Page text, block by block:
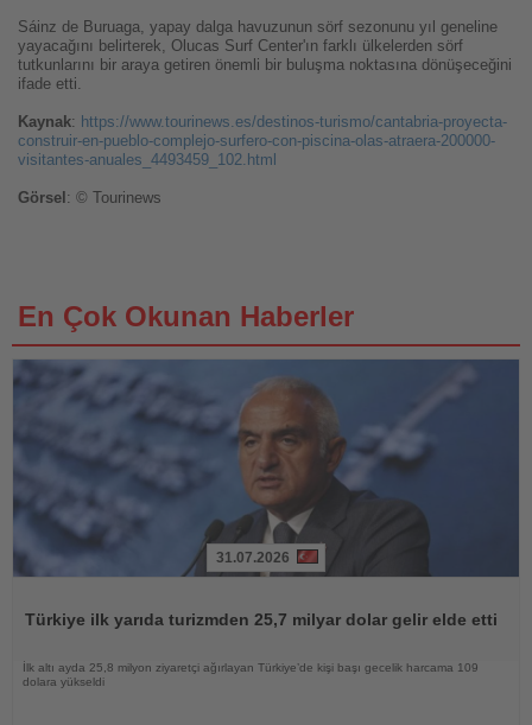
Sáinz de Buruaga, yapay dalga havuzunun sörf sezonunu yıl geneline
yayacağını belirterek, Olucas Surf Center'ın farklı ülkelerden sörf
tutkunlarını bir araya getiren önemli bir buluşma noktasına dönüşeceğini
ifade etti.
Kaynak: https://www.tourinews.es/destinos-turismo/cantabria-proyecta-
construir-en-pueblo-complejo-surfero-con-piscina-olas-atraera-200000-
visitantes-anuales_4493459_102.html
Görsel : © Tourinews
En Çok Okunan Haberler
31.07.2026
Türkiye ilk yarıda turizmden 25,7 milyar dolar gelir elde etti
İlk altı ayda 25,8 milyon ziyaretçi ağırlayan Türkiye’de kişi başı gecelik harcama 109
dolara yükseldi